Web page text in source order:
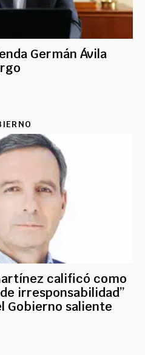
Germán Ávila
calificó como
irresponsabilidad”
Gobierno saliente